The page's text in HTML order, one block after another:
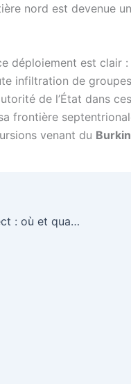
nord est devenue
déploiement est clair
infiltration de
de l’État dans
frontière
venant du
Lens – PSG en direct : où et quand regarder l’affiche de Ligue 1 ?